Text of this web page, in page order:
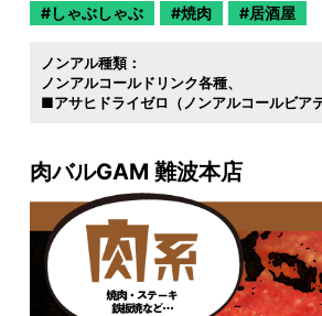
しゃぶしゃぶ 焼肉 居酒屋
ノンアル種類：
ノンアルコールドリンク各種
■アサヒドライゼロ（ノンアルコールビア
肉バルGAM 難波本店